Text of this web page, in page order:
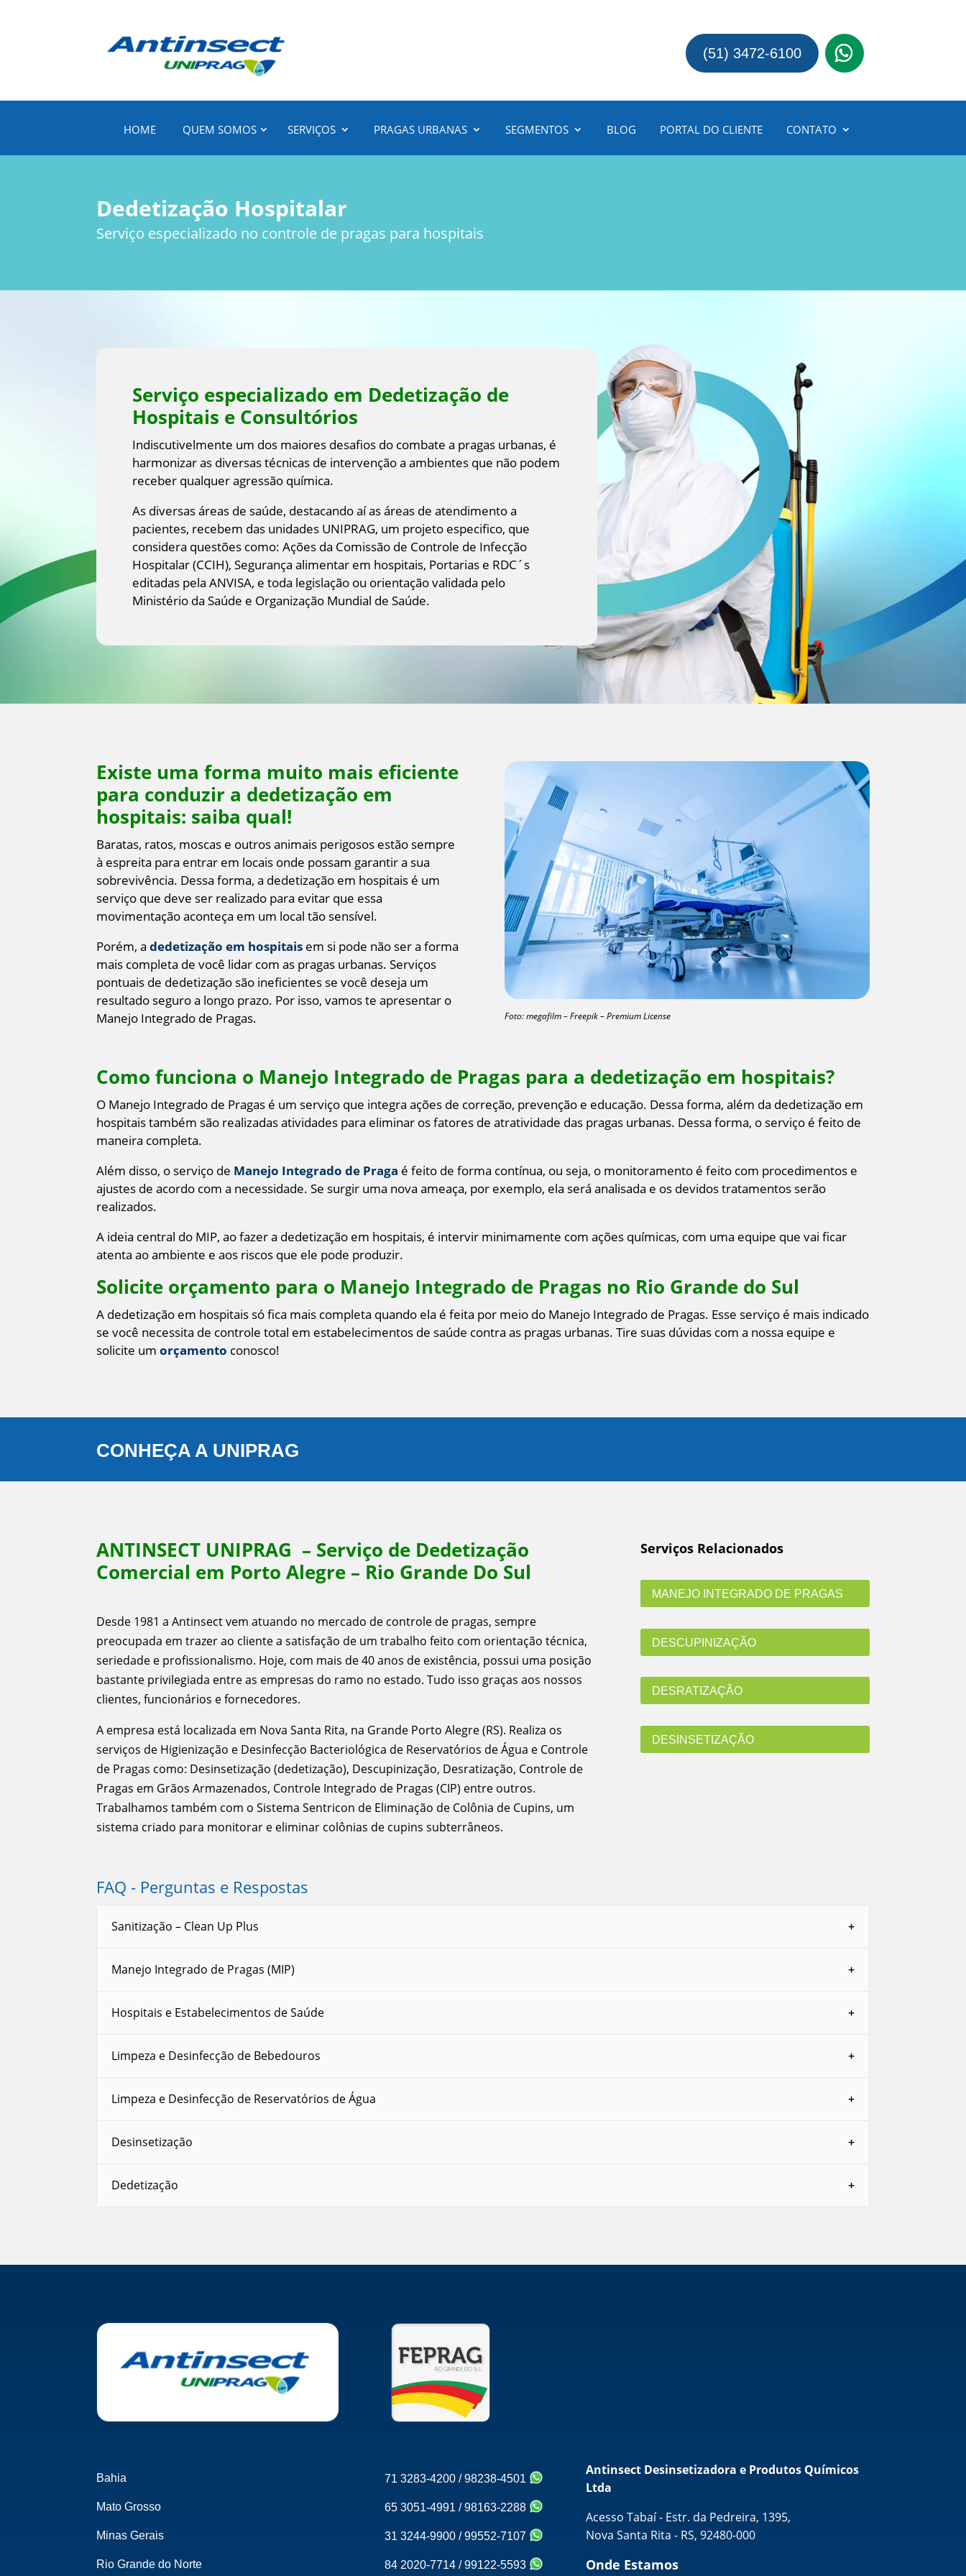
(51) 3472-6100
HOME QUEM SOMOS SERVIÇOS PRAGAS URBANAS SEGMENTOS BLOG PORTAL DO CLIENTE CONTATO
Dedetização Hospitalar
Serviço especializado no controle de pragas para hospitais
Serviço especializado em Dedetização de
Hospitais e Consultórios
Indiscutivelmente um dos maiores desafios do combate a pragas urbanas, é
harmonizar as diversas técnicas de intervenção a ambientes que não podem
receber qualquer agressão química.
As diversas áreas de saúde, destacando aí as áreas de atendimento a
pacientes, recebem das unidades UNIPRAG, um projeto especifico, que
considera questões como: Ações da Comissão de Controle de Infecção
Hospitalar (CCIH), Segurança alimentar em hospitais, Portarias e RDC´s
editadas pela ANVISA, e toda legislação ou orientação validada pelo
Ministério da Saúde e Organização Mundial de Saúde.
Existe uma forma muito mais eficiente
para conduzir a dedetização em
hospitais: saiba qual!
Baratas, ratos, moscas e outros animais perigosos estão sempre
à espreita para entrar em locais onde possam garantir a sua
sobrevivência. Dessa forma, a dedetização em hospitais é um
serviço que deve ser realizado para evitar que essa
movimentação aconteça em um local tão sensível.
Porém, adedetização em hospitais em si pode não ser a forma
mais completa de você lidar com as pragas urbanas. Serviços
pontuais de dedetização são ineficientes se você deseja um
resultado seguro a longo prazo. Por isso, vamos te apresentar o
Manejo Integrado de Pragas.​
Foto: megafilm – Freepik – Premium License
​Como funciona o Manejo Integrado de Pragas para a dedetização em hospitais?
O Manejo Integrado de Pragas é um serviço que integra ações de correção, prevenção e educação. Dessa forma, além da dedetização em
hospitais também são realizadas atividades para eliminar os fatores de atratividade das pragas urbanas. Dessa forma, o serviço é feito de
maneira completa.
Além disso, o serviço de Manejo Integrado de Praga é feito de forma contínua, ou seja, o monitoramento é feito com procedimentos e
ajustes de acordo com a necessidade. Se surgir uma nova ameaça, por exemplo, ela será analisada e os devidos tratamentos serão
realizados.
A ideia central do MIP, ao fazer a dedetização em hospitais, é intervir minimamente com ações químicas, com uma equipe que vai ficar
atenta ao ambiente e aos riscos que ele pode produzir.
Solicite orçamento para o Manejo Integrado de Pragas no Rio Grande do Sul
A dedetização em hospitais só fica mais completa quando ela é feita por meio do Manejo Integrado de Pragas. Esse serviço é mais indicado
se você necessita de controle total em estabelecimentos de saúde contra as pragas urbanas. Tire suas dúvidas com a nossa equipe e
solicite umorçamento conosco!
CONHEÇA A UNIPRAG
ANTINSECT UNIPRAG – Serviço de Dedetização
Comercial em Porto Alegre – Rio Grande Do Sul
Desde 1981 a Antinsect vem atuando no mercado de controle de pragas, sempre
preocupada em trazer ao cliente a satisfação de um trabalho feito com orientação técnica,
seriedade e profissionalismo. Hoje, com mais de 40 anos de existência, possui uma posição
bastante privilegiada entre as empresas do ramo no estado. Tudo isso graças aos nossos
clientes, funcionários e fornecedores.
A empresa está localizada em Nova Santa Rita, na Grande Porto Alegre (RS). Realiza os
serviços de Higienização e Desinfecção Bacteriológica de Reservatórios de Água e Controle
de Pragas como: Desinsetização (dedetização), Descupinização, Desratização, Controle de
Pragas em Grãos Armazenados, Controle Integrado de Pragas (CIP) entre outros.
Trabalhamos também com o Sistema Sentricon de Eliminação de Colônia de Cupins, um
sistema criado para monitorar e eliminar colônias de cupins subterrâneos.
Serviços Relacionados
MANEJO INTEGRADO DE PRAGAS
DESCUPINIZAÇÃO
DESRATIZAÇÃO
DESINSETIZAÇÃO
FAQ - Perguntas e Respostas
Sanitização – Clean Up Plus
Manejo Integrado de Pragas (MIP)
Hospitais e Estabelecimentos de Saúde
Limpeza e Desinfecção de Bebedouros
Limpeza e Desinfecção de Reservatórios de Água
Desinsetização
Dedetização
Bahia 71 3283-4200/98238-4501
Mato Grosso 65 3051-4991 /98163-2288
Minas Gerais 31 3244-9900/99552-7107
Rio Grande do Norte 84 2020-7714/99122-5593
Antinsect Desinsetizadora e Produtos Químicos
Ltda
Acesso Tabaí - Estr. da Pedreira, 1395,
Nova Santa Rita - RS, 92480-000
Onde Estamos